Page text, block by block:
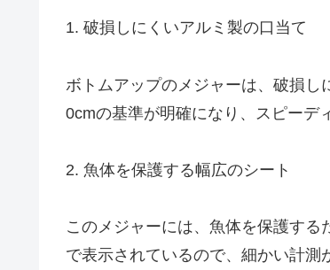
1. 破損しにくいアルミ製の口当て
ボトムアップのメジャーは、破損し
0cmの基準が明確になり、スピーデ
2. 魚体を保護する幅広のシート
このメジャーには、魚体を保護する
で表示されているので、細かい計測